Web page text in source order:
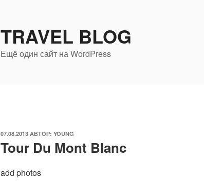
TRAVEL BLOG
Ещё один сайт на WordPress
ОПУБЛИКОВАНО
07.08.2013 АВТОР: YOUNG
Tour Du Mont Blanc
add photos